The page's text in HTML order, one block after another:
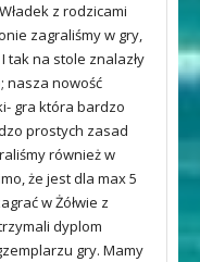
z rodzicami
zagraliśmy w gry,
tak na stole znalazły
nasza nowość
gra która bardzo
prostych zasad
również w
że jest dla max 5
w Żółwie z
dyplom
gry. Mamy